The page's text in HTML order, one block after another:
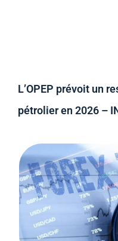
L’OPEP prévoit un
pétrolier en 2026 –